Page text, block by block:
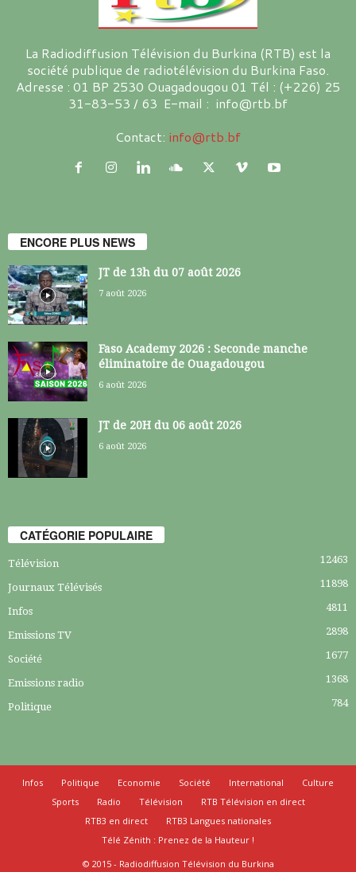
La Radiodiffusion Télévision du Burkina (RTB) est la
société publique de radiotélévision du Burkina Faso.
Adresse : 01 BP 2530 Ouagadougou 01 Tél : (+226) 25
31-83-53 / 63 E-mail : info@rtb.bf
Contact: info@rtb.bf
ENCORE PLUS NEWS
JT de 13h du 07 août 2026
7 août 2026
Faso Academy 2026 : Seconde manche
éliminatoire de Ouagadougou
6 août 2026
JT de 20H du 06 août 2026
6 août 2026
CATÉGORIE POPULAIRE
Télévision 12463
Journaux Télévisés 11898
Infos 4811
Emissions TV 2898
Société 1677
Emissions radio 1368
Politique 784
Infos Politique Economie Société International
Culture
Sports
Radio Télévision
RTB Télévision en direct
RTB3 en direct
RTB3 Langues nationales
Télé Zénith : Prenez de la Hauteur !
© 2015 - Radiodiffusion Télévision du Burkina